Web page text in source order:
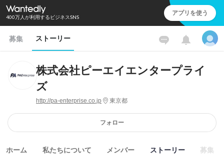
400万人が利用するビジネスSNS アプリを使う
募集 ストーリー
株式会社ピーエイエンタープライ
ズ
http://pa-enterprise.co.jp 東京都
フォロー
ホーム 私たちについて メンバー ストーリー 募集